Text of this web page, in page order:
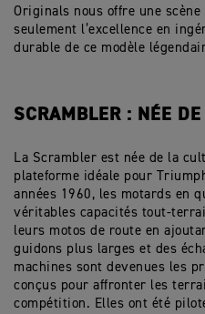
Originals nous offre une
seulement l’excellence en
durable de ce modèle
SCRAMBLER : NÉE
La Scrambler est née de la
plateforme idéale pour
années 1960, les motards en
véritables capacités tout-
leurs motos de route en
guidons plus larges et des
machines sont devenues les
conçus pour affronter les
compétition. Elles ont été